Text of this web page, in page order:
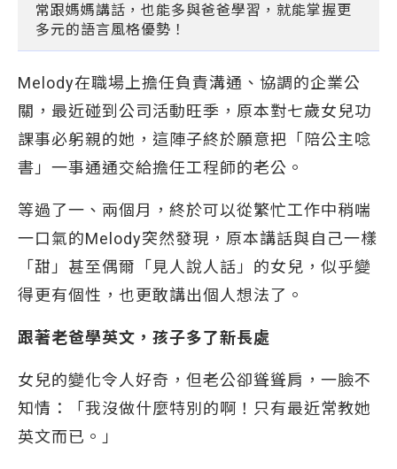
常跟媽媽講話，也能多與爸爸學習，就能掌握更
多元的語言風格優勢！
Melody在職場上擔任負責溝通、協調的企業公
關，最近碰到公司活動旺季，原本對七歲女兒功
課事必躬親的她，這陣子終於願意把「陪公主唸
書」一事通通交給擔任工程師的老公。
等過了一、兩個月，終於可以從繁忙工作中稍喘
一口氣的Melody突然發現，原本講話與自己一樣
「甜」甚至偶爾「見人說人話」的女兒，似乎變
得更有個性，也更敢講出個人想法了。
跟著老爸學英文，孩子多了新長處
女兒的變化令人好奇，但老公卻聳聳肩，一臉不
知情：「我沒做什麼特別的啊！只有最近常教她
英文而已。」